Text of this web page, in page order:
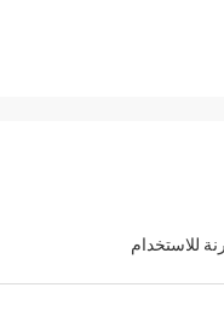
للاستخدام